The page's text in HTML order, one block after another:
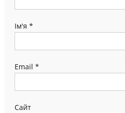
Ім'я *
Email *
Сайт